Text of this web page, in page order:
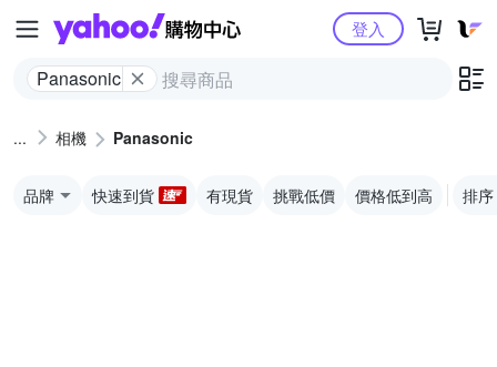
Yahoo購物中心
Panasonic
登入
相機 Panasonic
品牌 快速到貨 有現貨 挑戰低價 價格低到高 排序